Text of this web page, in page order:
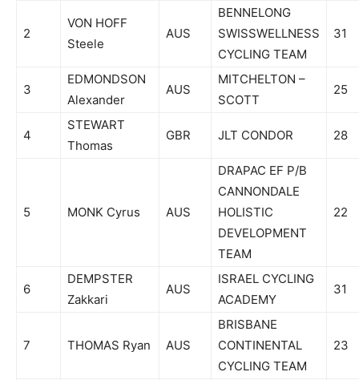
2
VON HOFF
Steele
AUS
BENNELONG
SWISSWELLNESS
CYCLING TEAM
31
3
EDMONDSON
Alexander
AUS
MITCHELTON –
SCOTT
25
4
STEWART
Thomas
GBR JLT CONDOR 28
5 MONK Cyrus AUS
DRAPAC EF P/B
CANNONDALE
HOLISTIC
DEVELOPMENT
TEAM
22
6
DEMPSTER
Zakkari
AUS
ISRAEL CYCLING
ACADEMY
31
7 THOMAS Ryan AUS
BRISBANE
CONTINENTAL
CYCLING TEAM
23